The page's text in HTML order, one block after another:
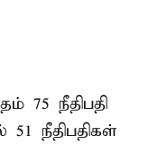
75 நீதிபதி
நீதிபதிகள்